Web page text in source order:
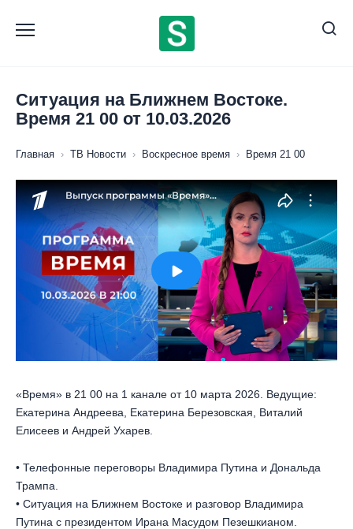
содержанию
Ситуация на Ближнем Востоке.
Время 21 00 от 10.03.2026
Главная › ТВ Новости › Воскресное время › Время 21 00
«Время» в 21 00 на 1 канале от 10 марта 2026. Ведущие:
Екатерина Андреева, Екатерина Березовская, Виталий
Елисеев и Андрей Ухарев.
• Телефонные переговоры Владимира Путина и Дональда
Трампа.
• Ситуация на Ближнем Востоке и разговор Владимира
Путина с президентом Ирана Масудом Пезешкианом.